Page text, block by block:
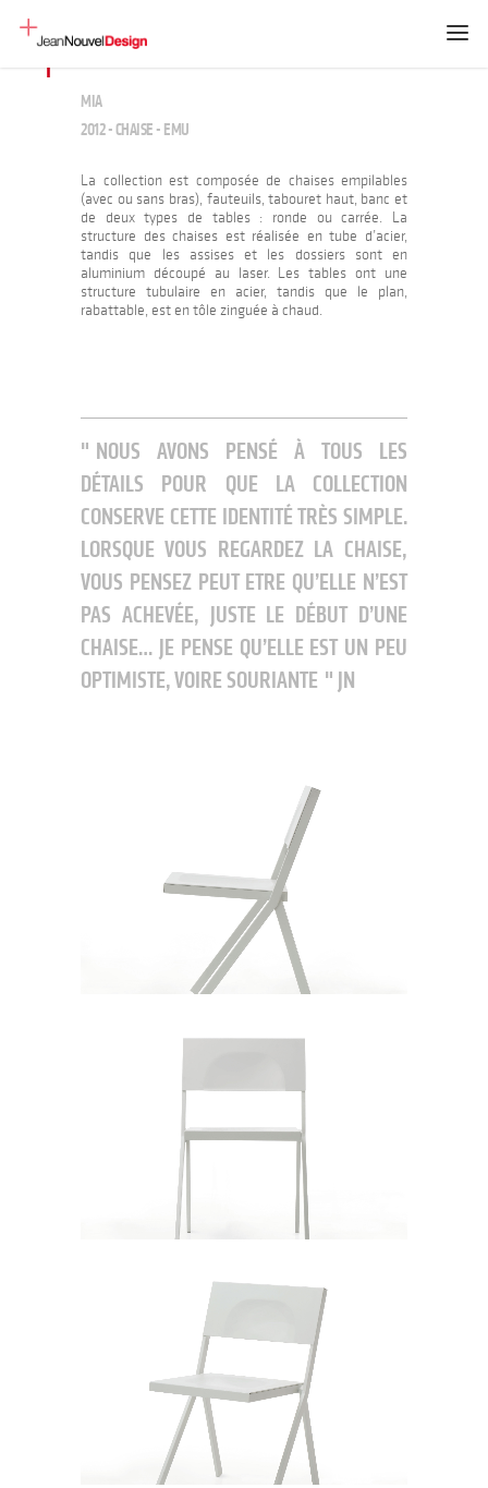
MIA
2012 - CHAISE - EMU
La collection est composée de chaises empilables
(avec ou sans bras), fauteuils, tabouret haut, banc et
de deux types de tables : ronde ou carrée. La
structure des chaises est réalisée en tube d’acier,
tandis que les assises et les dossiers sont en
aluminium découpé au laser. Les tables ont une
structure tubulaire en acier, tandis que le plan,
rabattable, est en tôle zinguée à chaud.
NOUS AVONS PENSÉ À TOUS LES
DÉTAILS POUR QUE LA COLLECTION
CONSERVE CETTE IDENTITÉ TRÈS SIMPLE.
LORSQUE VOUS REGARDEZ LA CHAISE,
VOUS PENSEZ PEUT ETRE QU’ELLE N’EST
PAS ACHEVÉE, JUSTE LE DÉBUT D’UNE
CHAISE… JE PENSE QU’ELLE EST UN PEU
OPTIMISTE, VOIRE SOURIANTE